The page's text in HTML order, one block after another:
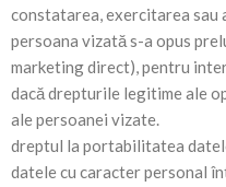
constatarea, exercitarea sau
persoana vizată s-a opus
marketing direct), pentru
dacă drepturile legitime ale
ale persoanei vizate.
dreptul la portabilitatea
datele cu caracter personal